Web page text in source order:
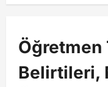
Belirtileri,